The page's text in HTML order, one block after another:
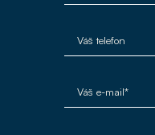
Váš telefon
Váš e-mail*